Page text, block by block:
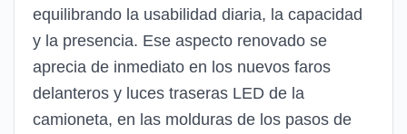
equilibrando la usabilidad diaria, la capacidad
y la presencia. Ese aspecto renovado se
aprecia de inmediato en los nuevos faros
delanteros y luces traseras LED de la
camioneta, en las molduras de los pasos de